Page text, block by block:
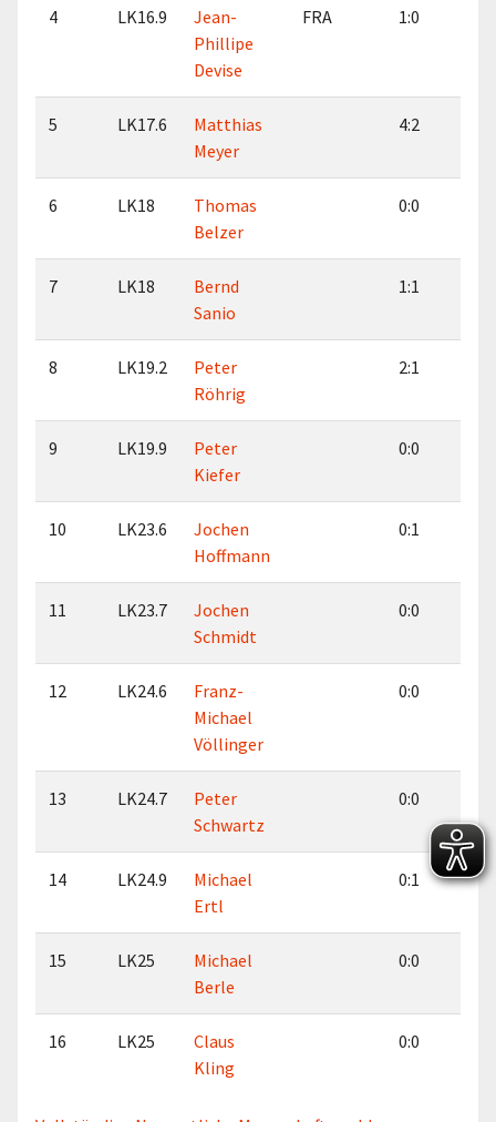
4 LK16.9
Jean-
Phillipe
Devise
FRA 1:0
5 LK17.6
Matthias
Meyer
4:2
6 LK18
Thomas
Belzer
0:0
7 LK18
Bernd
Sanio
1:1
8 LK19.2
Peter
Röhrig
2:1
9 LK19.9
Peter
Kiefer
0:0
10 LK23.6
Jochen
Hoffmann
0:1
11 LK23.7
Jochen
Schmidt
0:0
12 LK24.6
Franz-
Michael
Völlinger
0:0
13 LK24.7
Peter
Schwartz
0:0
14 LK24.9
Michael
Ertl
0:1
15 LK25
Michael
Berle
0:0
16 LK25
Claus
Kling
0:0